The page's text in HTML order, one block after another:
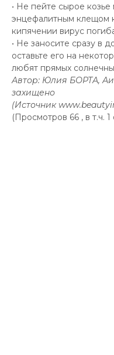
• Не пейте сырое
энцефалитным клещом
кипячении вирус
• Не заносите сразу в
оставьте его на
любят прямых
Автор: Юлия БОРТА,
захищено
(Источник
(Просмотров 66 , в т.ч. 1